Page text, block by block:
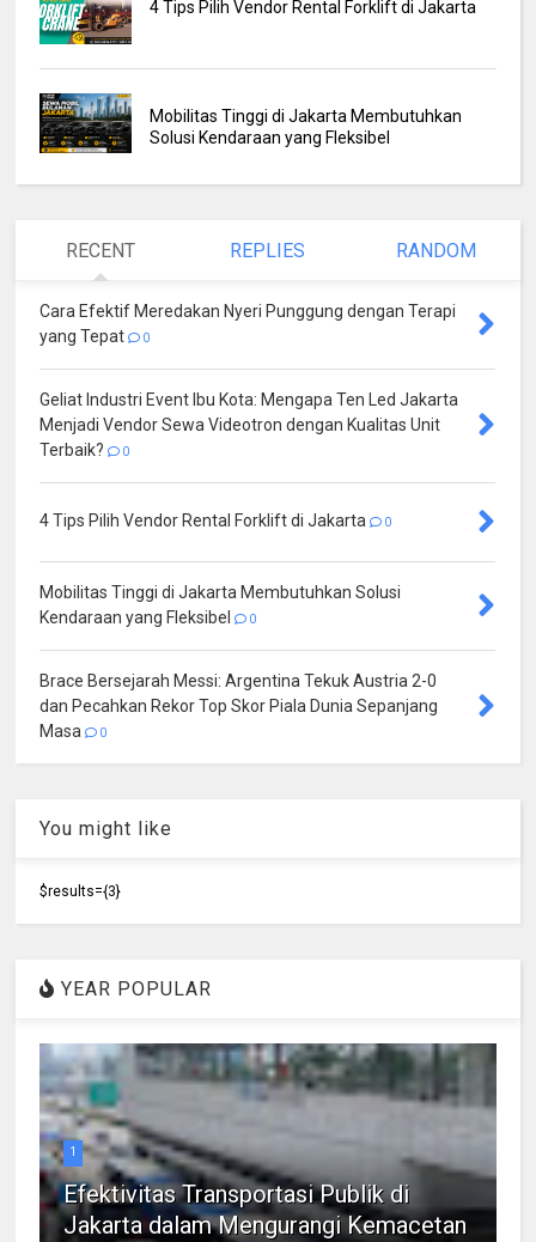
4 Tips Pilih Vendor Rental Forklift di Jakarta
Mobilitas Tinggi di Jakarta Membutuhkan
Solusi Kendaraan yang Fleksibel
RECENT REPLIES RANDOM
Cara Efektif Meredakan Nyeri Punggung dengan Terapi
yang Tepat
0
Geliat Industri Event Ibu Kota: Mengapa Ten Led Jakarta
Menjadi Vendor Sewa Videotron dengan Kualitas Unit
Terbaik?
0
4 Tips Pilih Vendor Rental Forklift di Jakarta 0
Mobilitas Tinggi di Jakarta Membutuhkan Solusi
Kendaraan yang Fleksibel
0
Brace Bersejarah Messi: Argentina Tekuk Austria 2-0
dan Pecahkan Rekor Top Skor Piala Dunia Sepanjang
Masa
0
You might like
$results={3}
YEAR POPULAR
1
Efektivitas Transportasi Publik di
Jakarta dalam Mengurangi Kemacetan